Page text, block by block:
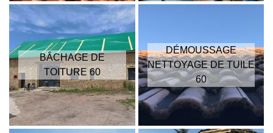
BÂCHAGE DE
TOITURE 60
DÉMOUSSAGE
NETTOYAGE DE TUILE
60